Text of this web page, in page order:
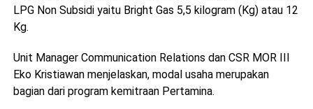
LPG Non Subsidi yaitu Bright Gas 5,5 kilogram (Kg) atau 12
Kg.
Unit Manager Communication Relations dan CSR MOR III
Eko Kristiawan menjelaskan, modal usaha merupakan
bagian dari program kemitraan Pertamina.